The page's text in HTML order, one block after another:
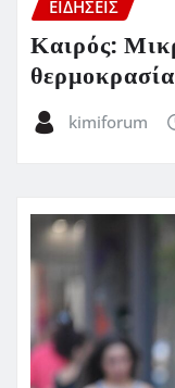
ΕΙΔΗΣΕΙΣ
Καιρός:
kimiforum